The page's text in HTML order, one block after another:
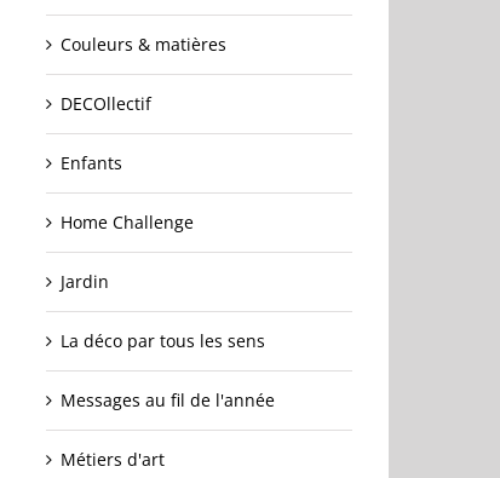
Couleurs & matières
DECOllectif
Enfants
Home Challenge
Jardin
La déco par tous les sens
Messages au fil de l'année
Métiers d'art